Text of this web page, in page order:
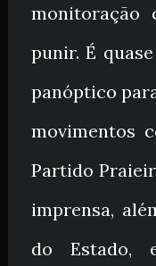
monitoração
punir. É
panóptico
movimentos
Partido
imprensa,
do Estado,